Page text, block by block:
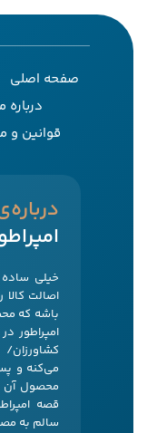
صفحه اصلی
درباره
قوانین و
خیلی ساده
اصالت
باشه که
امپراطور
می‌کنه و
محصول آن
قصه
سالم به